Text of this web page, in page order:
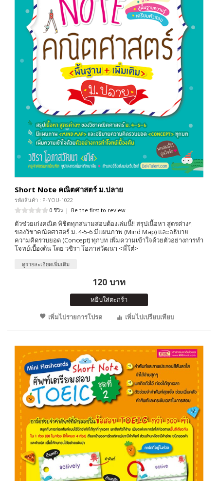
Short Note คณิตศาสตร์ ม.ปลาย
รหัสสินค้า : P-YOU-1022
0 รีวิว | Be the first to review
ตัวช่วยเก่งคณิต พิชิตทุกสนามสอบต้องเล่มนี้!! สรุปเนื้อหา สูตรต่างๆ
ของวิชาคณิตศาสตร์ ม. 4-5-6 มีแผนภาพ (Mind Map) และอธิบาย
ความคิดรวบยอด (Concept) ทุกบท เพิ่มความเข้าใจด้วยตัวอย่างการทำ
โจทย์เบื้องต้น โดย วชิรา โอภาสวัฒนา <พี่โต๋>
ดูรายละเอียดเพิ่มเติม
120 บาท
หยิบใส่ตะกร้า
เพิ่มไปรายการโปรด
เพิ่มไปเปรียบเทียบ